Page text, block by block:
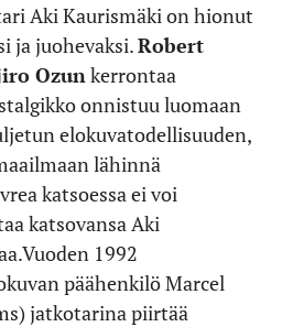
Aki Kaurismäki on hionut
ja juohevaksi.Robert
Ozun kerrontaa
onnistuu luomaan
elokuvatodellisuuden,
lähinnä
katsoessa ei voi
katsovansa Aki
1992
päähenkilö Marcel
jatkotarina piirtää